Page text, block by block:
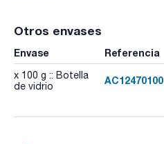
Otros envases
Envase Referencia
x 100 g :: Botella
de vidrio
AC12470100